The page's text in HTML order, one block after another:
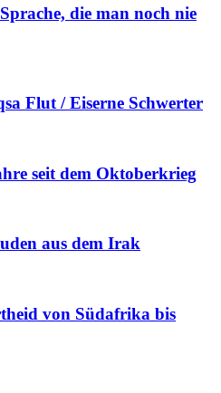
die man noch nie
Flut / Eiserne Schwerter
seit dem Oktoberkrieg
aus dem Irak
von Südafrika bis